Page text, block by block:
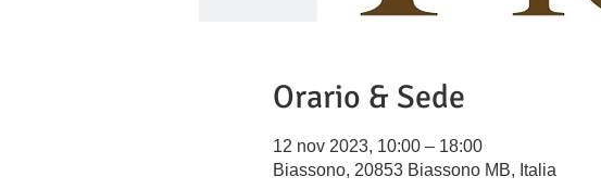
Orario & Sede
12 nov 2023, 10:00 – 18:00
Biassono, 20853 Biassono MB, Italia